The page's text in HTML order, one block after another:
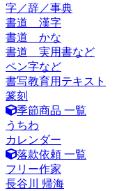
字／辞／事典
書道 漢字
書道 かな
書道 実用書など
ペン字など
書写教育用テキスト
篆刻
季節商品 一覧
うちわ
カレンダー
落款依頼 一覧
フリー作家
長谷川 帰海